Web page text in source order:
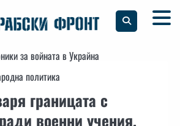
за войната в Украйна
политика
границата с
военни учения,